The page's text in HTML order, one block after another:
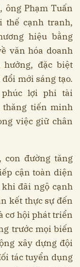
ông Phạm Tuấn
thế cạnh tranh,
hiệu bằng
văn hóa doanh
đặc biệt
mới sáng tạo.
phúc lợi phi tài
tiến minh
việc giữ chân
con đường tăng
cận toàn diện
đãi ngộ cạnh
kết thực sự đến
cơ hội phát triển
trước mọi biến
xây dựng đội
tác tuyển dụng